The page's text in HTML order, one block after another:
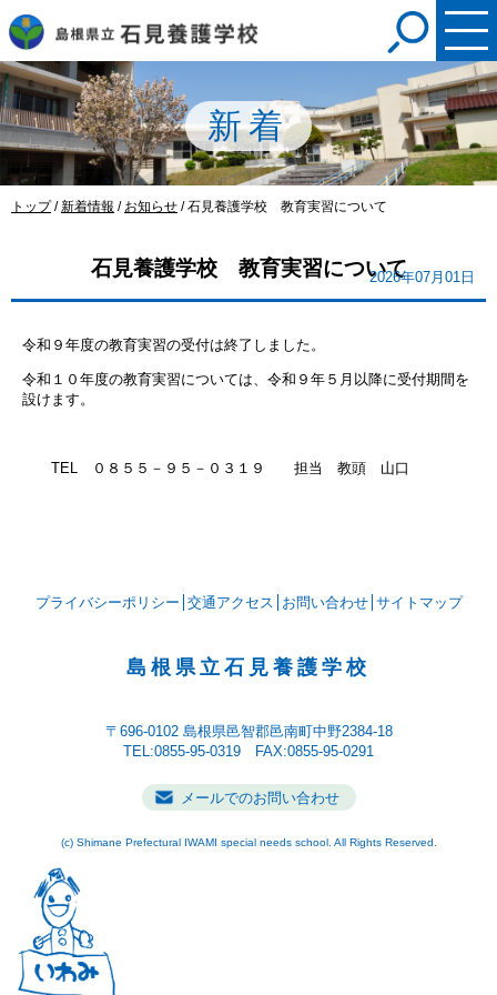
このページの本文へ
新着
現
トップ/新着情報 / お知らせ /石見養護学校 教育実習について
石見養護学校 教育実習について2026年07月01日
令和９年度の教育実習の受付は終了しました。
令和１０年度の教育実習については、令和９年５月以降に受付期間を
設けます。
TEL ０８５５－９５－０３１９ 担当 教頭 山口
プライバシーポリシー 交通アクセス お問い合わせ サイトマップ
島根県立石見養護学校
〒696-0102 島根県邑智郡邑南町中野2384-18
TEL:0855-95-0319 FAX:0855-95-0291
メールでのお問い合わせ
(c) Shimane Prefectural IWAMI special needs school. All Rights Reserved.